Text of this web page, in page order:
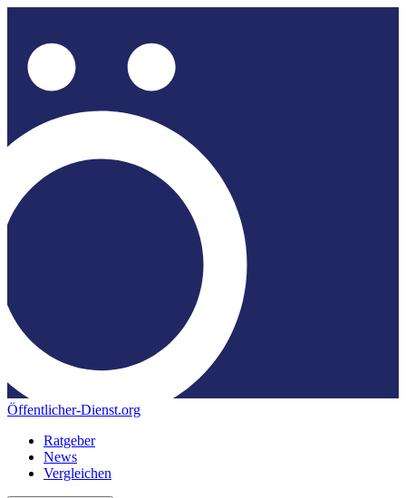
Öffentlicher-Dienst.org
Ratgeber
News
Vergleichen